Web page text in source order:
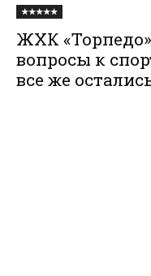
★★★★★
ЖХК «Торпедо»
вопросы к
все же